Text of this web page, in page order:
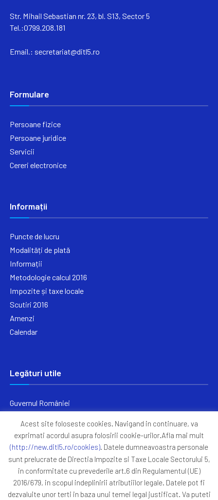
Str. Mihail Sebastian nr. 23, bl. S13, Sector 5
Tel.:0799.208.181
Email.: secretariat@ditl5.ro
Formulare
Persoane fizice
Persoane juridice
Servicii
Cereri electronice
Informații
Puncte de lucru
Modalități de plată
Informații
Metodologie calcul 2016
Impozite și taxe locale
Scutiri 2016
Amenzi
Calendar
Legături utile
Guvernul României
Primăria Sectorul 5
ANAF
Protocoale
GDPR
Acest site foloseste cookies. Navigand in continuare, va
exprimati acordul asupra folosirii cookie-urilor.Afla mai mult
(http://new.ditl5.ro/cookies). Datele dumneavoastra personale
sunt prelucrate de Directia Impozite si Taxe Locale Sectorului 5,
in conformitate cu prevederile art.6 din Regulamentul (UE)
2016/679, in scopul indeplinirii atributiilor legale. Datele pot fi
dezvaluite unor terti in baza unui temei legal justificat. Va puteti